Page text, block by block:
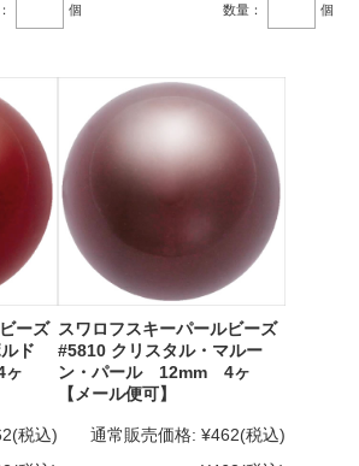
個 数量： 個
ーズ
ド
(税込)
スワロフスキーパールビーズ
#5810 クリスタル・マルー
ン・パール 12mm 4ヶ
【メール便可】
通常販売価格: ¥462(税込)